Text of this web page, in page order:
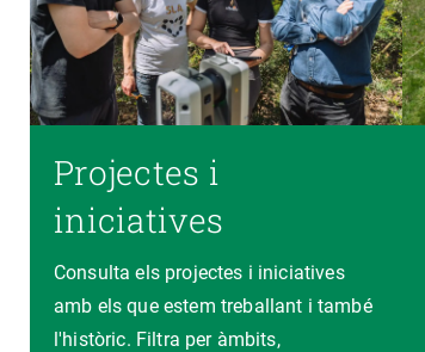
Projectes i
iniciatives
Consulta els projectes i iniciatives
amb els que estem treballant i també
l'històric. Filtra per àmbits,